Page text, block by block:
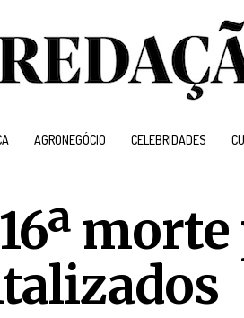
AGRONEGÓCIO CELEBRIDADES